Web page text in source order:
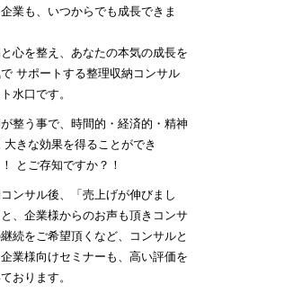
業も、いつからでも成長できま
心を整え、あなたの本気の成長を
サポートする整理収納コンサル
水口です。
整う事で、時間的・経済的・精神
大きな効果を得ることができ
とご存知ですか？！
ンサル後、「売上げが伸びまし
、企業様からのお声も頂きコンサ
続をご希望頂くなど、コンサルと
業様向けセミナーも、高い評価を
おります。